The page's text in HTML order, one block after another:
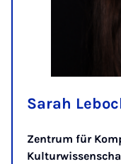
Sarah
Zentrum für